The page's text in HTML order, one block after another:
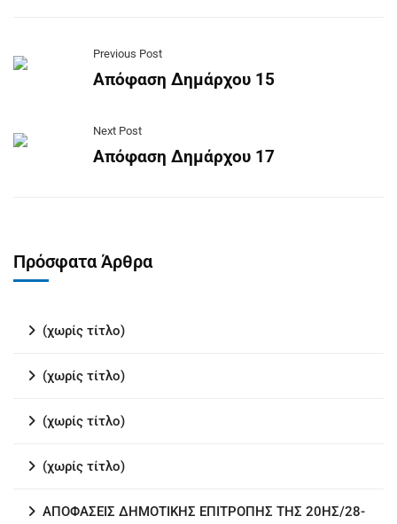
Previous Post
Απόφαση Δημάρχου 15
Next Post
Απόφαση Δημάρχου 17
Πρόσφατα Άρθρα
(χωρίς τίτλο)
(χωρίς τίτλο)
(χωρίς τίτλο)
(χωρίς τίτλο)
ΑΠΟΦΑΣΕΙΣ ΔΗΜΟΤΙΚΗΣ ΕΠΙΤΡΟΠΗΣ ΤΗΣ 20ΗΣ/28-